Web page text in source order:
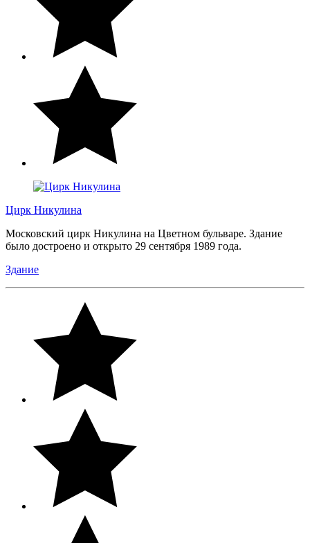
Цирк Никулина
Московский цирк Никулина на Цветном бульваре. Здание
было достроено и открыто 29 сентября 1989 года.
Здание